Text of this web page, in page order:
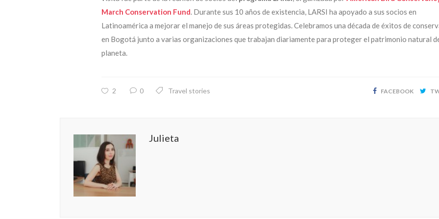
March Conservation Fund. Durante sus 10 años de existencia, LARSI ha apoyado a sus socios en
Latinoamérica a mejorar el manejo de sus áreas protegidas. Celebramos una década de éxitos de
en Bogotá junto a varias organizaciones que trabajan diariamente para proteger el patrimonio natural
planeta.
2 0 Travel stories FACEBOOK
Julieta